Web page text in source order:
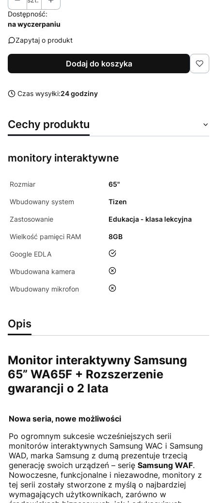
Dostępność:
na wyczerpaniu
Zapytaj o produkt
Dodaj do koszyka
Czas wysyłki:24 godziny
Cechy produktu
monitory interaktywne
Rozmiar 65"
Wbudowany system Tizen
Zastosowanie Edukacja - klasa lekcyjna
Wielkość pamięci RAM 8GB
Google EDLA tak
Wbudowana kamera nie
Wbudowany mikrofon nie
Opis
Monitor interaktywny Samsung
65” WA65F + Rozszerzenie
gwarancji o 2 lata
Nowa seria, nowe możliwości
Po ogromnym sukcesie wcześniejszych serii
monitorów interaktywnych Samsung WAC i Samsung
WAD, marka Samsung z dumą prezentuje trzecią
generację swoich urządzeń – serię Samsung WAF.
Nowoczesne, funkcjonalne i niezawodne, monitory z
tej serii zostały stworzone z myślą o najbardziej
wymagających użytkownikach, zarówno w